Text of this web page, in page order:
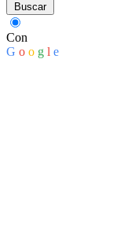
Buscar
Con
G o o g l e